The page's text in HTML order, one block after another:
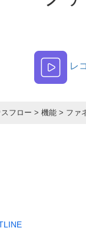
レ
フロー > 機能 > ファ